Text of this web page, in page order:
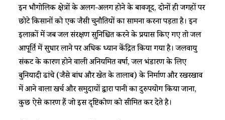
इन भौगोलिक क्षेत्रों के अलग-अलग होने के बावजूद, दोनों ही जगहों पर
छोटे किसानों को एक जैसी चुनौतियों का सामना करना पड़ता है। इन
इलाक़ों में जब जल संरक्षण सुनिश्चित करने के प्रयास किए गए तो जल
आपूर्ति में सुधार लाने पर अधिक ध्यान केंद्रित किया गया है। जलवायु
संकट के कारण होने वाली अनियमित वर्षा, जल भंडारण के लिए
बुनियादी ढांचे (जैसे बांध और खेत के तालाब) के निर्माण और रखरखाव
में आने वाला खर्च और समुदायों द्वारा पानी का दुरुपयोग किया जाना,
कुछ ऐसे कारण हैं जो इस दृष्टिकोण को सीमित कर देते है।